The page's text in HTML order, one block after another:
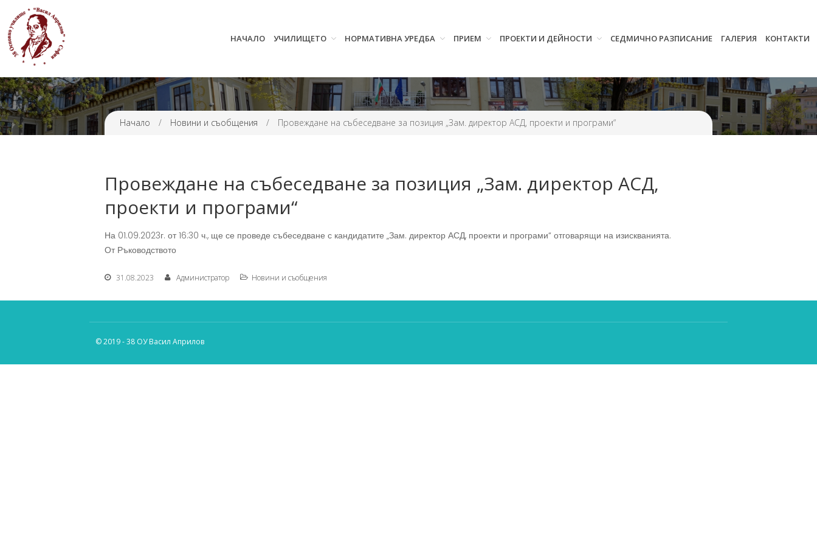
Начало
Нормативна уредба
Прием
Проекти и дейности
НАЧАЛО УЧИЛИЩЕТО НОРМАТИВНА УРЕДБА ПРИЕМ ПРОЕКТИ И ДЕЙНОСТИ СЕДМИЧНО РАЗПИСАНИЕ ГАЛЕРИЯ КОНТАКТИ
Начало / Новини и съобщения / Провеждане на събеседване за позиция „Зам. директор АСД, проекти и програми“
Провеждане на събеседване за позиция „Зам. директор АСД,
проекти и програми“
На 01.09.2023г. от 16:30 ч., ще се проведе събеседване с кандидатите „Зам. директор АСД, проекти и програми“ отговарящи на изискванията.
От Ръководството
31.08.2023 Администратор Новини и съобщения
© 2019 - 38 ОУ Васил Априлов